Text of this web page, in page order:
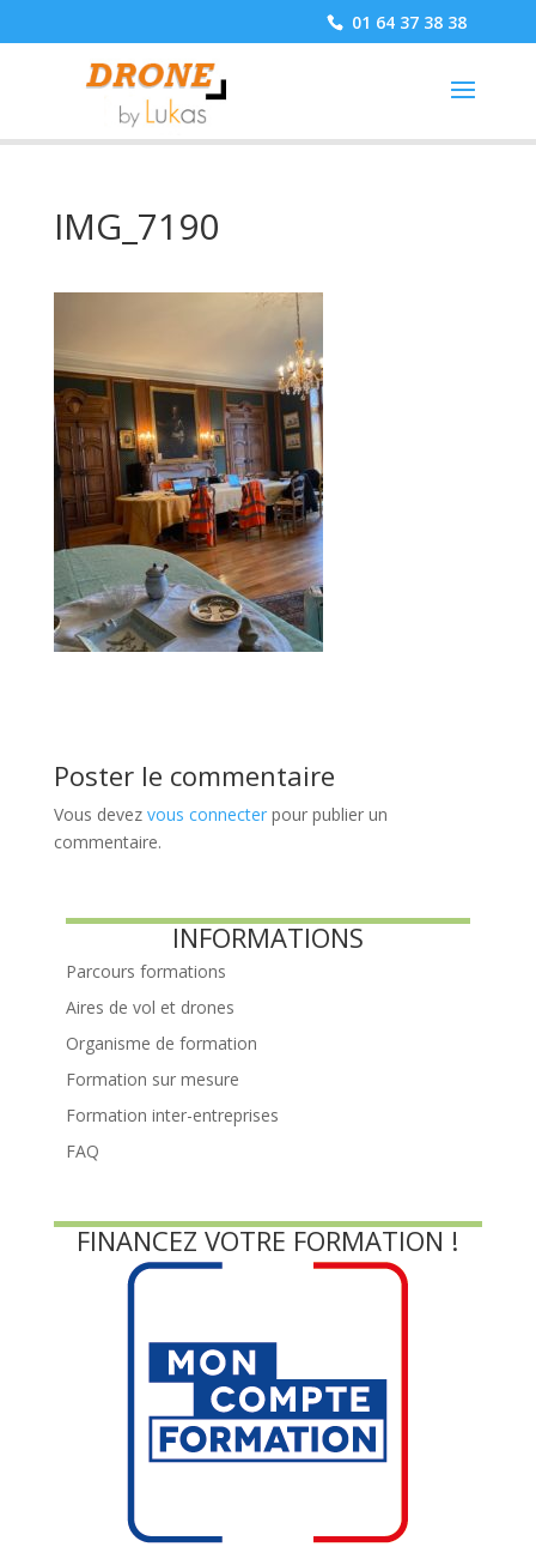
01 64 37 38 38
IMG_7190
Poster le commentaire
Vous devez vous connecterpour publier un
commentaire.
INFORMATIONS
Parcours formations
Aires de vol et drones
Organisme de formation
Formation sur mesure
Formation inter-entreprises
FAQ
FINANCEZ VOTRE FORMATION !